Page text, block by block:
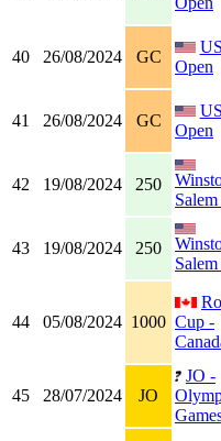
40 26/08/2024 GC
US
Open
41 26/08/2024 GC
US
Open
42 19/08/2024 250
43 19/08/2024 250
44 05/08/2024 1000 Cup -
45 28/07/2024 JO
JO -